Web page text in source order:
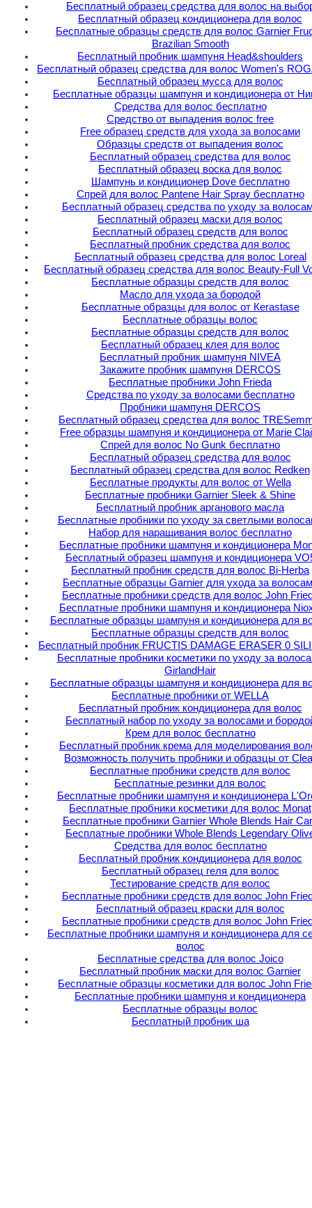
Бесплатный образец средства для волос на
Бесплатный образец кондиционера для волос
Бесплатные образцы средств для волос Garnier
Brazilian Smooth
Бесплатный пробник шампуня Head&shoulders
Бесплатный образец средства для волос Women's
Бесплатный образец мусса для волос
Бесплатные образцы шампуня и кондиционера от
Средства для волос бесплатно
Средство от выпадения волос free
Free образец средств для ухода за волосами
Образцы средств от выпадения волос
Бесплатный образец средства для волос
Бесплатный образец воска для волос
Шампунь и кондиционер Dove бесплатно
Спрей для волос Pantene Hair Spray бесплатно
Бесплатный образец средства по уходу за
Бесплатный образец маски для волос
Бесплатный образец средств для волос
Бесплатный пробник средства для волос
Бесплатный образец средства для волос Loreal
Бесплатный образец средства для волос Beauty-Full
Бесплатные образцы средств для волос
Масло для ухода за бородой
Бесплатные образцы для волос от Кerastase
Бесплатные образцы волос
Бесплатные образцы средств для волос
Бесплатный образец клея для волос
Бесплатный пробник шампуня NIVEA
Закажите пробник шампуня DERCOS
Бесплатные пробники John Frieda
Средства по уходу за волосами бесплатно
Пробники шампуня DERCOS
Бесплатный образец средства для волос
Free образцы шампуня и кондиционера от Marie
Спрей для волос No Gunk бесплатно
Бесплатный образец средства для волос
Бесплатный образец средства для волос Redken
Бесплатные продукты для волос от Wella
Бесплатные пробники Garnier Sleek & Shine
Бесплатный пробник арганового масла
Бесплатные пробники по уходу за светлыми
Набор для наращивания волос бесплатно
Бесплатные пробники шампуня и кондиционера
Бесплатный образец шампуня и кондиционера
Бесплатный пробник средств для волос Bi-Herba
Бесплатные образцы Garnier для ухода за
Бесплатные пробники средств для волос John
Бесплатные пробники шампуня и кондиционера
Бесплатные образцы шампуня и кондиционера для
Бесплатные образцы средств для волос
Бесплатный пробник FRUCTIS DAMAGE ERASER 0
Бесплатные пробники косметики по уходу за
GirlandHair
Бесплатные образцы шампуня и кондиционера для
Бесплатные пробники от WELLA
Бесплатный пробник кондиционера для волос
Бесплатный набор по уходу за волосами и
Крем для волос бесплатно
Бесплатный пробник крема для моделирования
Возможность получить пробники и образцы от
Бесплатные пробники средств для волос
Бесплатные резинки для волос
Бесплатные пробники шампуня и кондиционера
Бесплатные пробники косметики для волос Monat
Бесплатные пробники Garnier Whole Blends Hair
Бесплатные пробники Whole Blends Legendary
Средства для волос бесплатно
Бесплатный пробник кондиционера для волос
Бесплатный образец геля для волос
Тестирование средств для волос
Бесплатные пробники средств для волос John
Бесплатный образец краски для волос
Бесплатные пробники средств для волос John
Бесплатные пробники шампуня и кондиционера для
волос
Бесплатные средства для волос Joico
Бесплатный пробник маски для волос Garnier
Бесплатные образцы косметики для волос John
Бесплатные пробники шампуня и кондиционера
Бесплатные образцы волос
Бесплатный пробник ша